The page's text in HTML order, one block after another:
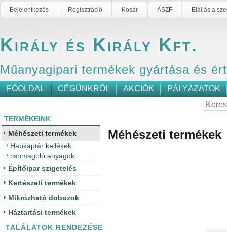
Bejelentkezés Regisztráció Kosár ÁSZF Elállás a
Király és Király Kft.
Műanyagipari termékek gyártása és
FŐOLDAL CÉGÜNKRŐL AKCIÓK PÁLYÁZATOK
TERMÉKEINK
Méhészeti termékek
Habkaptár kellékek
csomagoló anyagok
Építőipar szigetelés
Kertészeti termékek
Mikrózható dobozok
Háztartási termékek
TALÁLATOK RENDEZÉSE
Méhészeti termékek